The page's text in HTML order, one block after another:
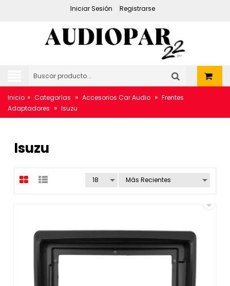
Iniciar Sesión Registrarse
Inicio » Categorías » Accesorios Car Audio » Frentes
Adaptadores » Isuzu
Isuzu